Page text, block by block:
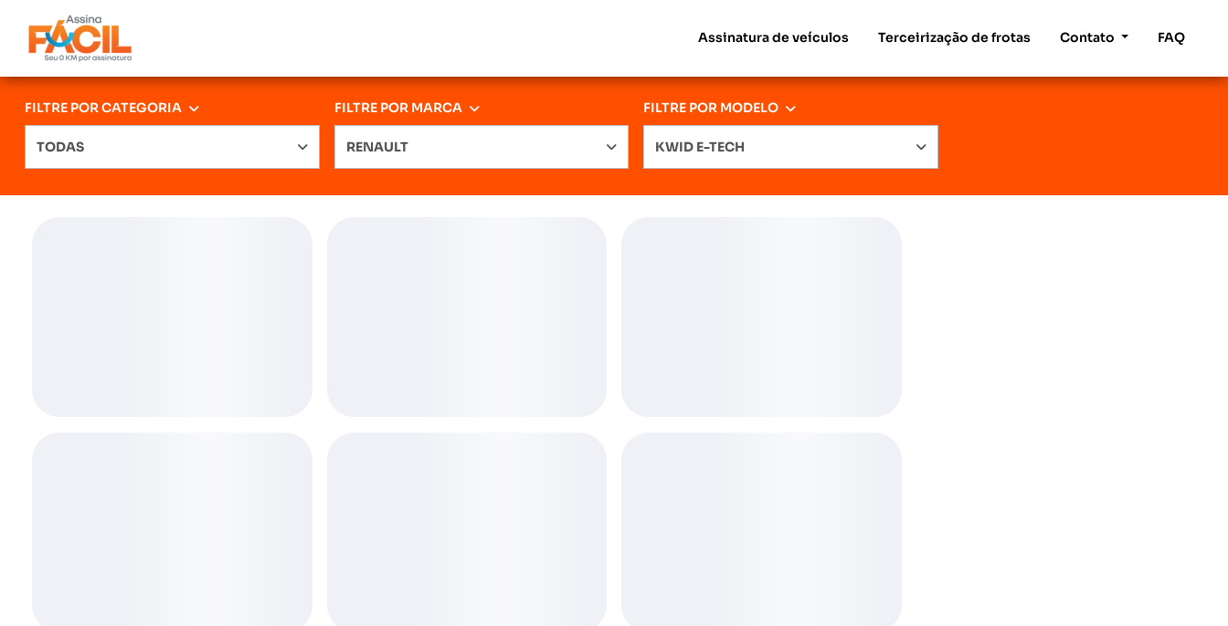
Assinatura de veículos Terceirização de frotas Contato FAQ
FILTRE POR CATEGORIA
TODAS
FILTRE POR MARCA
RENAULT
FILTRE POR MODELO
KWID E-TECH